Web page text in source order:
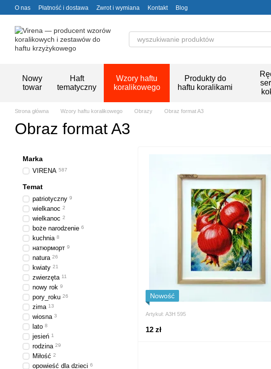
Przejdź do głównej treści
O nas Płatność i dostawa Zwrot i wymiana Kontakt Blog
Nowy
towar
Haft
tematyczny
Wzory haftu
koralikowego
Produkty do
haftu koralikami
Strona główna Wzory haftu koralikowego Obrazy Obraz format A3
Obraz format A3
Nowość
Artykuł: А3Н 595
12 zł
Marka
VIRENA 587
Temat
patriotyczny 9
wielkanoc 2
wielkanoc 2
boże narodzenie 6
kuchnia 8
натюрморт 9
natura 26
kwiaty 21
zwierzęta 11
nowy rok 9
pory_roku 26
zima 13
wiosna 3
lato 8
jesień 1
rodzina 29
Miłość 2
opowieść dla dzieci 6